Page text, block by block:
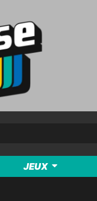
JEUX